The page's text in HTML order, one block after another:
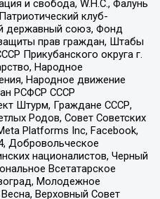
и свобода, W.H.С., Фалунь
клуб-
державный союз, Фонд
прав граждан, Штабы
Прикубанского округа г.
Народное
Народное движение
РСФСР СССР
Штурм, Граждане СССР,
Родов, Совет Советских
Platforms Inc, Facebook,
Добровольческое
националистов, Черный
Всетатарское
Молодежное
Верховный Совет